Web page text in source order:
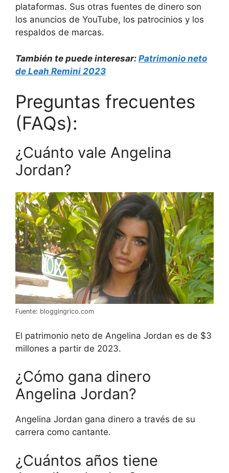
plataformas. Sus otras fuentes de dinero son
los anuncios de YouTube, los patrocinios y los
respaldos de marcas.
También te puede interesar: Patrimonio neto
de Leah Remini 2023
Preguntas frecuentes
(FAQs):
¿Cuánto vale Angelina
Jordan?
Fuente: bloggingrico.com
El patrimonio neto de Angelina Jordan es de $3
millones a partir de 2023.
¿Cómo gana dinero
Angelina Jordan?
Angelina Jordan gana dinero a través de su
carrera como cantante.
¿Cuántos años tiene